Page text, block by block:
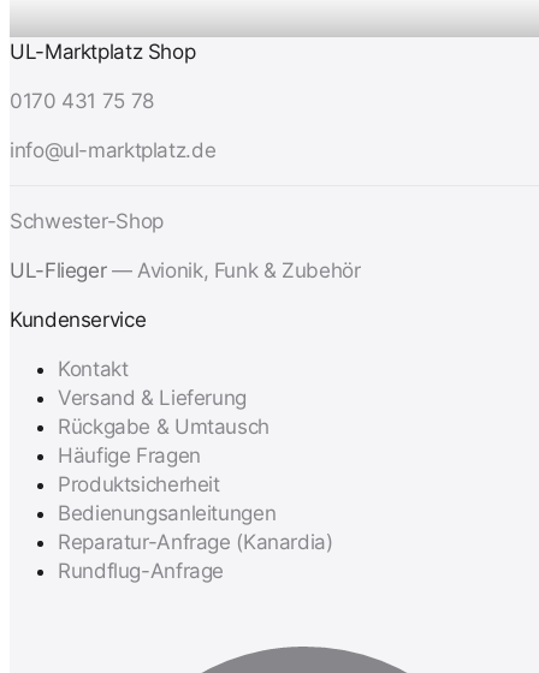
UL-Marktplatz Shop
0170 431 75 78
info@ul-marktplatz.de
Schwester-Shop
UL-Flieger — Avionik, Funk & Zubehör
Kundenservice
Kontakt
Versand & Lieferung
Rückgabe & Umtausch
Häufige Fragen
Produktsicherheit
Bedienungsanleitungen
Reparatur-Anfrage (Kanardia)
Rundflug-Anfrage